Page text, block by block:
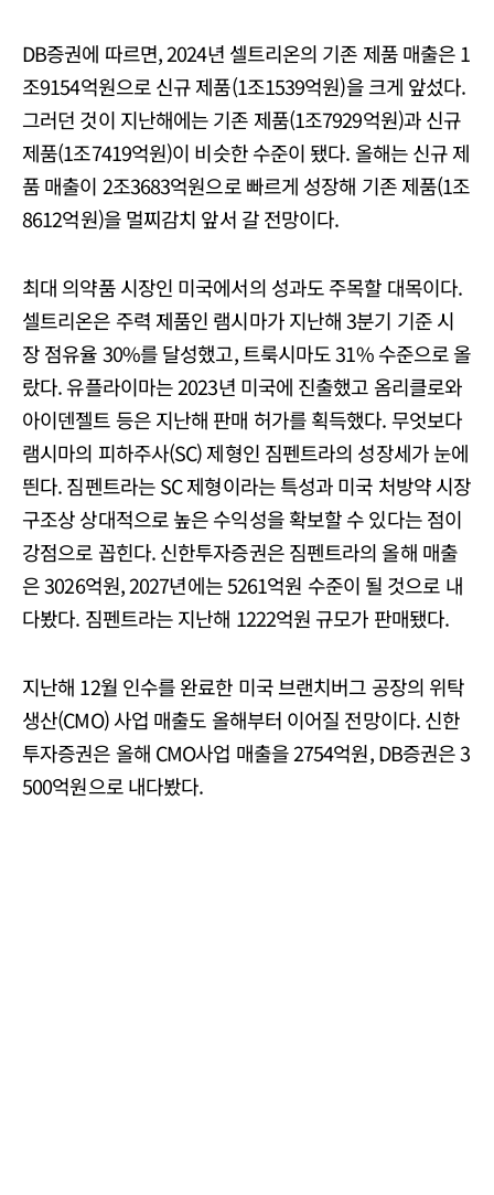
DB증권에 따르면, 2024년 셀트리온의 기존 제품 매출은 1
조9154억원으로 신규 제품(1조1539억원)을 크게 앞섰다.
그러던 것이 지난해에는 기존 제품(1조7929억원)과 신규
제품(1조7419억원)이 비슷한 수준이 됐다. 올해는 신규 제
품 매출이 2조3683억원으로 빠르게 성장해 기존 제품(1조
8612억원)을 멀찌감치 앞서 갈 전망이다.
최대 의약품 시장인 미국에서의 성과도 주목할 대목이다.
셀트리온은 주력 제품인 램시마가 지난해 3분기 기준 시
장 점유율 30%를 달성했고, 트룩시마도 31% 수준으로 올
랐다. 유플라이마는 2023년 미국에 진출했고 옴리클로와
아이덴젤트 등은 지난해 판매 허가를 획득했다. 무엇보다
램시마의 피하주사(SC) 제형인 짐펜트라의 성장세가 눈에
띈다. 짐펜트라는 SC 제형이라는 특성과 미국 처방약 시장
구조상 상대적으로 높은 수익성을 확보할 수 있다는 점이
강점으로 꼽힌다. 신한투자증권은 짐펜트라의 올해 매출
은 3026억원, 2027년에는 5261억원 수준이 될 것으로 내
다봤다. 짐펜트라는 지난해 1222억원 규모가 판매됐다.
지난해 12월 인수를 완료한 미국 브랜치버그 공장의 위탁
생산(CMO) 사업 매출도 올해부터 이어질 전망이다. 신한
투자증권은 올해 CMO사업 매출을 2754억원, DB증권은 3
500억원으로 내다봤다.